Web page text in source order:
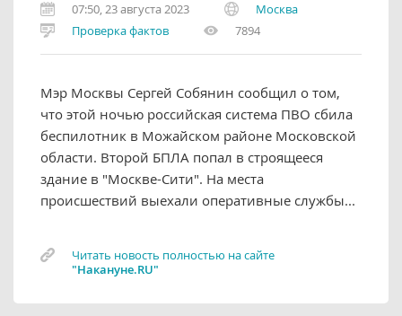
07:50, 23 августа 2023
Москва
Проверка фактов
7894
Мэр Москвы Сергей Собянин сообщил о том,
что этой ночью российская система ПВО сбила
беспилотник в Можайском районе Московской
области. Второй БПЛА попал в строящееся
здание в "Москве-Сити". На места
происшествий выехали оперативные службы...
Читать новость полностью на сайте
"Накануне.RU"